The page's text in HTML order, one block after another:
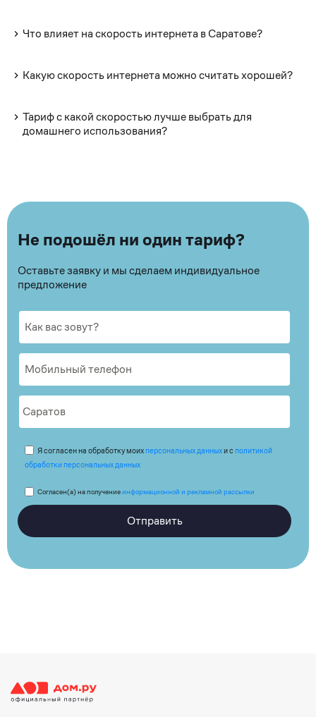
Что влияет на скорость интернета в Саратове?
Какую скорость интернета можно считать хорошей?
Тариф с какой скоростью лучше выбрать для
домашнего использования?
Не подошёл ни один тариф?
Оставьте заявку и мы сделаем индивидуальное
предложение
Я согласен на обработку моих персональных данныхи с политикой
обработки персональных данных
Согласен(а) на получениеинформационной и рекламной рассылки
Отправить